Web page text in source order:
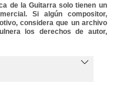
de la Guitarra solo tienen un
Si algún compositor,
considera que un archivo
los derechos de autor,